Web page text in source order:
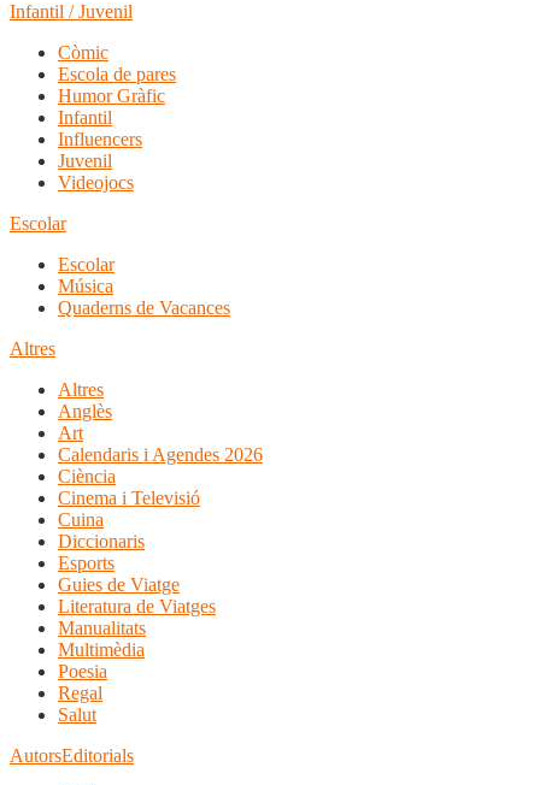
Infantil / Juvenil
Còmic
Escola de pares
Humor Gràfic
Infantil
Influencers
Juvenil
Videojocs
Escolar
Escolar
Música
Quaderns de Vacances
Altres
Altres
Anglès
Art
Calendaris i Agendes 2026
Ciència
Cinema i Televisió
Cuina
Diccionaris
Esports
Guies de Viatge
Literatura de Viatges
Manualitats
Multimèdia
Poesia
Regal
Salut
AutorsEditorials